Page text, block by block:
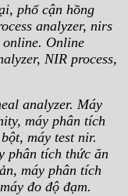
phổ cận hồng
analyzer, nirs
Online
NIR process,
analyzer. Máy
máy phân tích
máy test nir.
phân tích thức ăn
máy phân tích
đo độ đạm.